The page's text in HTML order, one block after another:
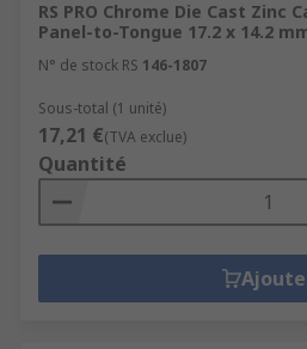
RS PRO Chrome Die Cast Zinc
Panel-to-Tongue 17.2 x 14.2
N° de stock RS 146-1807
Sous-total (1 unité)
17,21 €(TVA exclue)
Quantité